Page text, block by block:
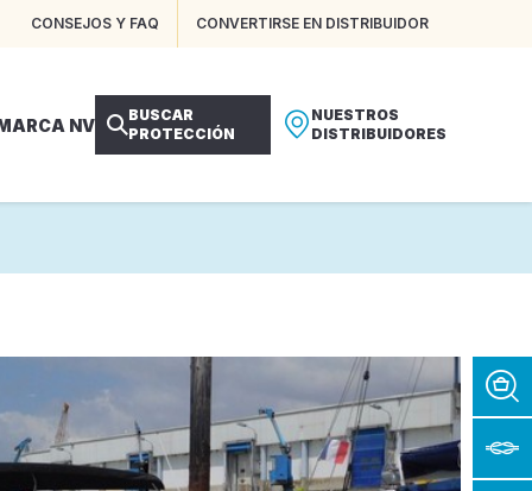
CONSEJOS Y FAQ CONVERTIRSE EN DISTRIBUIDOR
NV
BUSCAR
PROTECCIÓN
NUESTROS
DISTRIBUIDORES